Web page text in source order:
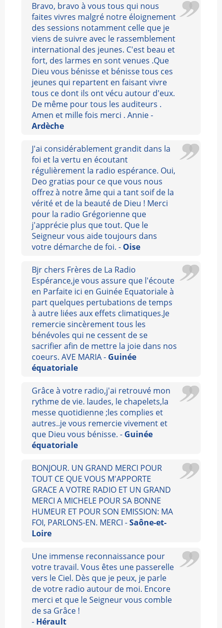
Bravo, bravo à vous tous qui nous
faites vivres malgré notre éloignement
des sessions notamment celle que je
viens de suivre avec le rassemblement
international des jeunes. C'est beau et
fort, des larmes en sont venues .Que
Dieu vous bénisse et bénisse tous ces
jeunes qui repartent en faisant vivre
tous ce dont ils ont vécu autour d'eux.
De même pour tous les auditeurs .
Amen et mille fois merci . Annie -
Ardèche
J'ai considérablement grandit dans la
foi et la vertu en écoutant
régulièrement la radio espérance. Oui,
Deo gratias pour ce que vous nous
offrez à notre âme qui a tant soif de la
vérité et de la beauté de Dieu ! Merci
pour la radio Grégorienne que
j'apprécie plus que tout. Que le
Seigneur vous aide toujours dans
votre démarche de foi. - Oise
Bjr chers Frères de La Radio
Espérance,je vous assure que l'écoute
en Parfaite ici en Guinée Equatoriale à
part quelques pertubations de temps
à autre liées aux effets climatiques.Je
remercie sincèrement tous les
bénévoles qui ne cessent de se
sacrifier afin de mettre la joie dans nos
coeurs. AVE MARIA - Guinée
équatoriale
Grâce à votre radio,j'ai retrouvé mon
rythme de vie. laudes, le chapelets,la
messe quotidienne ;les complies et
autres..je vous remercie vivement et
que Dieu vous bénisse. - Guinée
équatoriale
BONJOUR. UN GRAND MERCI POUR
TOUT CE QUE VOUS M'APPORTE
GRACE A VOTRE RADIO ET UN GRAND
MERCI A MICHELE POUR SA BONNE
HUMEUR ET POUR SON EMISSION: MA
FOI, PARLONS-EN. MERCI -Saône-et-
Loire
Une immense reconnaissance pour
votre travail. Vous êtes une passerelle
vers le Ciel. Dès que je peux, je parle
de votre radio autour de moi. Encore
merci et que le Seigneur vous comble
de sa Grâce !
- Hérault